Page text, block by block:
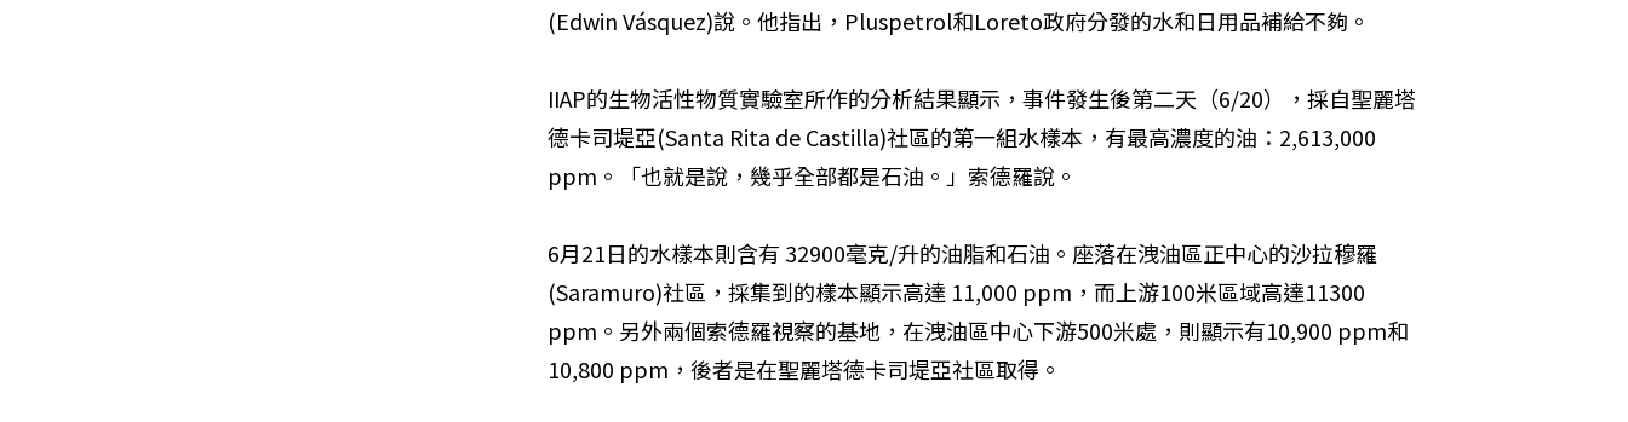
(Edwin Vásquez)說。他指出，Pluspetrol和Loreto政府分發的水和日用品補給不夠。
IIAP的生物活性物質實驗室所作的分析結果顯示，事件發生後第二天（6/20），採自聖麗塔
德卡司堤亞(Santa Rita de Castilla)社區的第一組水樣本，有最高濃度的油：2,613,000
ppm。「也就是說，幾乎全部都是石油。」索德羅說。
6月21日的水樣本則含有 32900毫克/升的油脂和石油。座落在洩油區正中心的沙拉穆羅
(Saramuro)社區，採集到的樣本顯示高達 11,000 ppm，而上游100米區域高達11300
ppm。另外兩個索德羅視察的基地，在洩油區中心下游500米處，則顯示有10,900 ppm和
10,800 ppm，後者是在聖麗塔德卡司堤亞社區取得。